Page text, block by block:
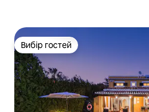
Вибір гостей
Вибір гостей